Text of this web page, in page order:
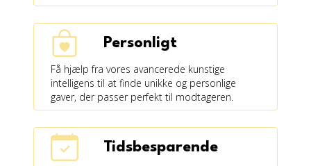
Personligt
Få hjælp fra vores avancerede kunstige
intelligens til at finde unikke og personlige
gaver, der passer perfekt til modtageren.
Tidsbesparende